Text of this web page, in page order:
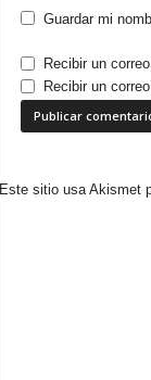
Guardar mi
Recibir un
Recibir un
Este sitio usa Akismet